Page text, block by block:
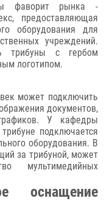
фаворит рынка -
предоставляющая
оборудования для
учреждений.
трибуны с гербом
логотипом.
может подключить
документов,
У кафедры
подключается
оборудования. В
за трибуной, может
мультимедийных
оснащение